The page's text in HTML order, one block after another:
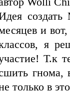
и
я
Т.к
гнома,
только в